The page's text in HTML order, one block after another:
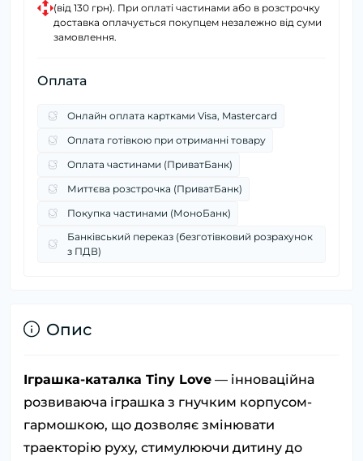
(від 130 грн). При оплаті частинами або в розстрочку
доставка оплачується покупцем незалежно від суми
замовлення.
Оплата
Онлайн оплата картками Visa, Mastercard
Оплата готівкою при отриманні товару
Оплата частинами (ПриватБанк)
Миттєва розстрочка (ПриватБанк)
Покупка частинами (МоноБанк)
Банківський переказ (безготівковий розрахунок
з ПДВ)
Опис
Іграшка-каталка Tiny Love — інноваційна
розвиваюча іграшка з гнучким корпусом-
гармошкою, що дозволяє змінювати
траекторію руху, стимулюючи дитину до